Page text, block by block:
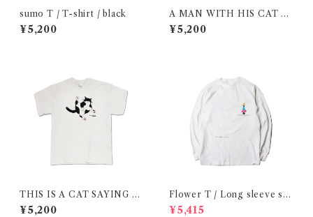
sumo T / T-shirt / black
¥5,200
A MAN WITH HIS CAT 20
20/ T-shirt / Black
¥5,200
THIS IS A CAT SAYING H
ELLO :) / T-shirt / White
¥5,200
Flower T / Long sleeve shi
rt 在庫限りで終了
¥5,415